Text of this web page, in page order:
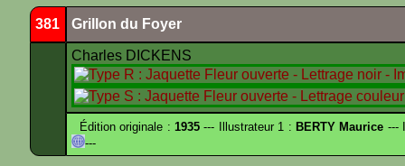
381 Grillon du Foyer
Charles DICKENS
Édition originale : 1935--- Illustrateur 1 : BERTY Maurice ---
---